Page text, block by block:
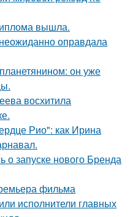
вышла.
оправдала
он уже
восхитила
Рио": как Ирина
о запуске нового Бренда
фильма
исполнители главных